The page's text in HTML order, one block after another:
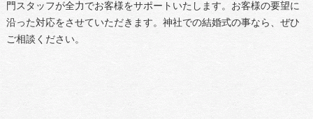
門スタッフが全力でお客様をサポートいたします。お客様の要望に
沿った対応をさせていただきます。神社での結婚式の事なら、ぜひ
ご相談ください。